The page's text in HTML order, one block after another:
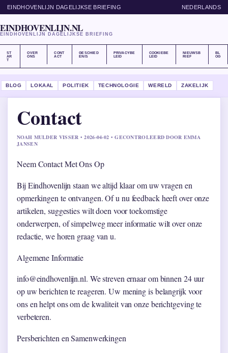
EINDHOVENLIJN DAGELIJKSE BRIEFING NEDERLANDS
EINDHOVENLIJN.NL
EINDHOVENLIJN DAGELIJKSE BRIEFING
ST
AR
T
OVER
ONS
CONT
ACT
GESCHIED
ENIS
PRIVACYBE
LEID
COOKIEBE
LEID
NIEUWSB
RIEF
BL
OG
BLOG LOKAAL POLITIEK TECHNOLOGIE WERELD ZAKELIJK
Contact
NOAH MULDER VISSER • 2026-04-02 • GECONTROLEERD DOOR EMMA
JANSEN
Neem Contact Met Ons Op
Bij Eindhovenlijn staan we altijd klaar om uw vragen en
opmerkingen te ontvangen. Of u nu feedback heeft over onze
artikelen, suggesties wilt doen voor toekomstige
onderwerpen, of simpelweg meer informatie wilt over onze
redactie, we horen graag van u.
Algemene Informatie
info@eindhovenlijn.nl. We streven ernaar om binnen 24 uur
op uw berichten te reageren. Uw mening is belangrijk voor
ons en helpt ons om de kwaliteit van onze berichtgeving te
verbeteren.
Persberichten en Samenwerkingen